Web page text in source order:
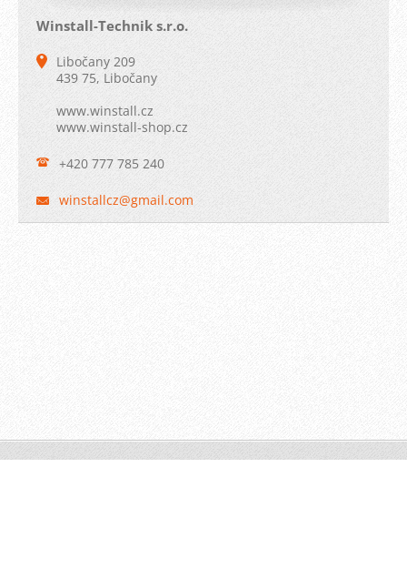
Winstall-Technik s.r.o.
Libočany 209
439 75, Libočany
www.winstall.cz
www.winstall-shop.cz
+420 777 785 240
winstallcz@gmail.com